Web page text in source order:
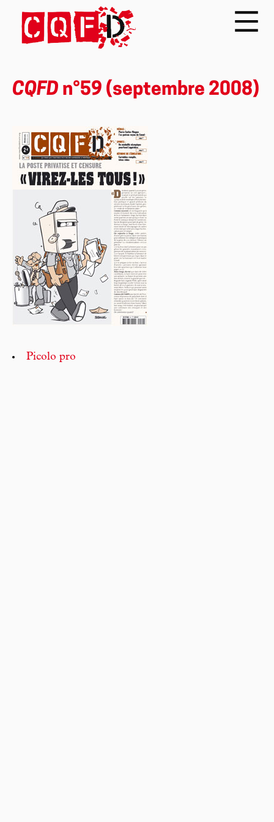
CQFD n°59 (septembre 2008)
Picolo pro